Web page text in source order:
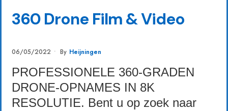
360 Drone Film & Video
06/05/2022 • By Heijningen
PROFESSIONELE 360-GRADEN
DRONE-OPNAMES IN 8K
RESOLUTIE. Bent u op zoek naar